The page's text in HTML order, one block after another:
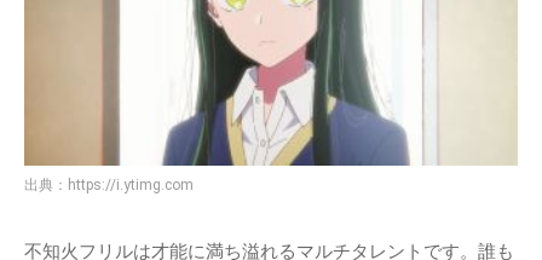
出典： https://i.ytimg.com
不知火フリルは才能に満ち溢れるマルチタレントです。誰も